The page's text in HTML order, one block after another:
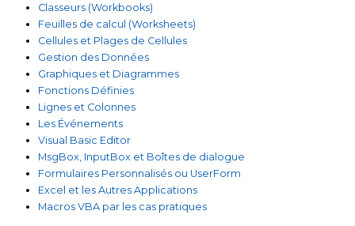
Classeurs (Workbooks)
Feuilles de calcul (Worksheets)
Cellules et Plages de Cellules
Gestion des Données
Graphiques et Diagrammes
Fonctions Définies
Lignes et Colonnes
Les Événements
Visual Basic Editor
MsgBox, InputBox et Boîtes de dialogue
Formulaires Personnalisés ou UserForm
Excel et les Autres Applications
Macros VBA par les cas pratiques